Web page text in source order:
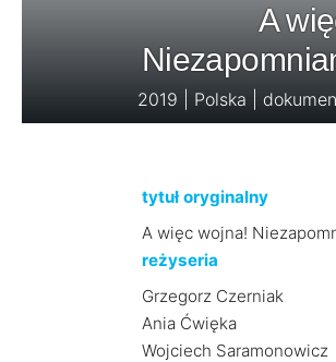
A
2019 | Polska |
tytuł oryginalny
A więc wojna!
reżyseria
Grzegorz Czerniak
Ania Ćwięka
Wojciech Saramonowicz